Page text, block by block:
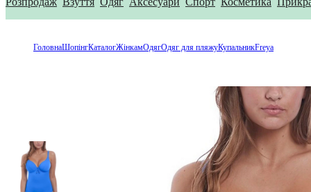
ГоловнаШопінгКаталогЖінкамОдягОдяг для пляжуКупальникFreya